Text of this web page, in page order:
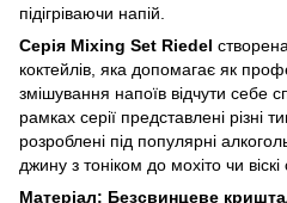
підігріваючи напій.
Серія Mixing Set Riedel
коктейлів, яка допомагає як
змішування напоїв відчути себе
рамках серії представлені різні
розроблені під популярні
джину з тоніком до мохіто чи віскі
Матеріал: Безсвинцеве